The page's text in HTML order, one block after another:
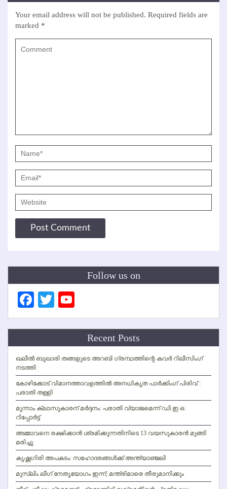
Your email address will not be published. Required fields are
marked *
Follow us on
Facebook
Twitter
Channel
Recent Posts
ഖലീല്‍ ബുഖാരി തങ്ങളുടെ അറബി ഗ്രന്ഥത്തിന്റെ കവര്‍ റിലീസിംഗ്
നടത്തി
കോഴിക്കോട് വിമാനത്താവളത്തില്‍ അനധികൃത പാര്‍ക്കിംഗ് പിരിവ് :
പരാതി തള്ളി
മൂന്നാം ക്ലാസുകാരന് മര്‍ദ്ദനം: പരാതി വ്യാജമെന്ന് ഡി.ഇ.ഒ.
റിപ്പോര്‍ട്ട്
അമ്മാവനെ രക്ഷിക്കാന്‍ ശ്രമിക്കുന്നതിനിടെ 13 വയസുകാരന്‍ മുങ്ങി
മരിച്ചു
കൃഷ്ണഗിരി അപകടം: സഹോദരങ്ങള്‍ക്ക് അന്ത്യാഞ്ജലി
മുസ്ലിം ലീഗ് നേതൃയോഗം ഇന്ന്; മന്ത്രിമാരെ തീരുമാനിക്കും